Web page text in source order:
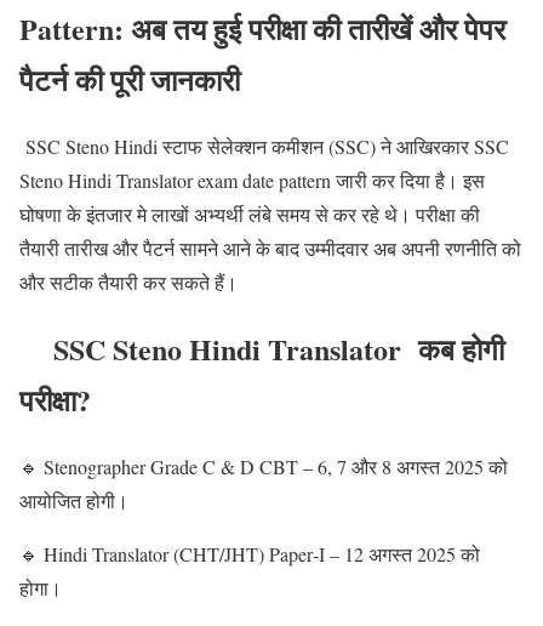
Pattern: अब तय हुई परीक्षा की तारीखें और पेपर
पैटर्न की पूरी जानकारी
SSC Steno Hindi स्टाफ सेलेक्शन कमीशन (SSC) ने आखिरकार SSC
Steno Hindi Translator exam date pattern जारी कर दिया है। इस
घोषणा के इंतजार मे लाखों अभ्यर्थी लंबे समय से कर रहे थे। परीक्षा की
तैयारी तारीख और पैटर्न सामने आने के बाद उम्मीदवार अब अपनी रणनीति को
और सटीक तैयारी कर सकते हैं।
SSC Steno Hindi Translator कब होगी
परीक्षा?
🔹 Stenographer Grade C & D CBT – 6, 7 और 8 अगस्त 2025 को
आयोजित होगी।
🔹 Hindi Translator (CHT/JHT) Paper‑I – 12 अगस्त 2025 को
होगा।